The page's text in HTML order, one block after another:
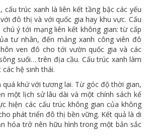
cấu trúc xanh là liên kết tầng bậc các yếu
đô thị và với quốc gia hay khu vực. Cấu
ý tới mạng liên kết không gian: từ cấp
tư nhân, đến mảng xanh công viên đô
ven đô cho tới vườn quốc gia và các
suối… trên địa cầu. Cấu trúc xanh làm
hệ sinh thái.
quá khứ với tương lai. Từ góc độ thời gian,
một lịch sử lâu dài và một chính sách kế
hiện các cấu trúc không gian của không
phát triển đô thị bền vững. Kết quả là di
hóa trở nên hữu hình trong một bản sắc